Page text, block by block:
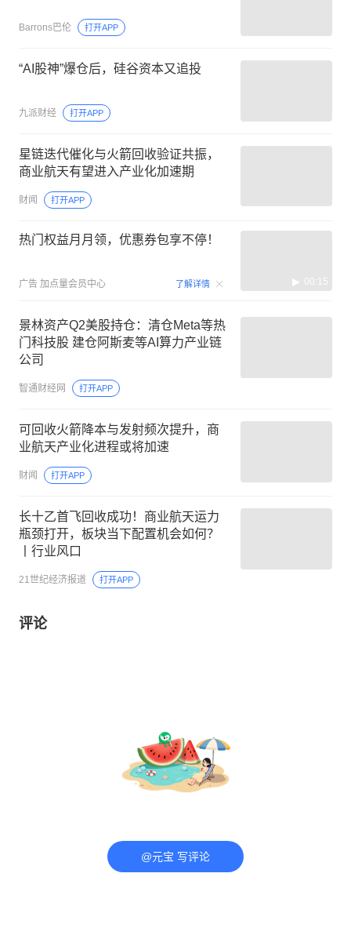
Barrons巴伦 打开APP
“AI股神”爆仓后，硅谷资本又追投
九派财经 打开APP
星链迭代催化与火箭回收验证共振，
商业航天有望进入产业化加速期
财闻 打开APP
热门权益月月领，优惠券包享不停！
广告 加点量会员中心 了解详情 00:15
景林资产Q2美股持仓：清仓Meta等热
门科技股 建仓阿斯麦等AI算力产业链
公司
智通财经网 打开APP
可回收火箭降本与发射频次提升，商
业航天产业化进程或将加速
财闻 打开APP
长十乙首飞回收成功！商业航天运力
瓶颈打开，板块当下配置机会如何？
丨行业风口
21世纪经济报道 打开APP
评论
@元宝 写评论